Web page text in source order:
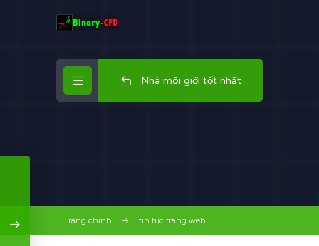
Nhà môi giới tốt nhất
Trang chính tin tức trang web